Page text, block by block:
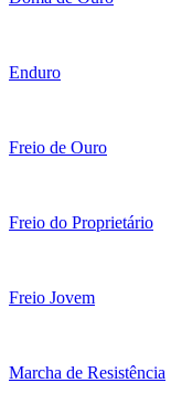
Enduro
Freio de Ouro
Freio do Proprietário
Freio Jovem
Marcha de Resistência